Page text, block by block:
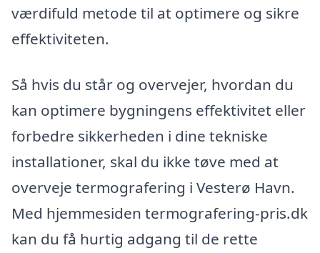
værdifuld metode til at optimere og sikre
effektiviteten.
Så hvis du står og overvejer, hvordan du
kan optimere bygningens effektivitet eller
forbedre sikkerheden i dine tekniske
installationer, skal du ikke tøve med at
overveje termografering i Vesterø Havn.
Med hjemmesiden termografering-pris.dk
kan du få hurtig adgang til de rette